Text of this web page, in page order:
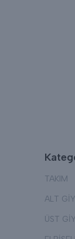
TAKIM
ALT
ÜST